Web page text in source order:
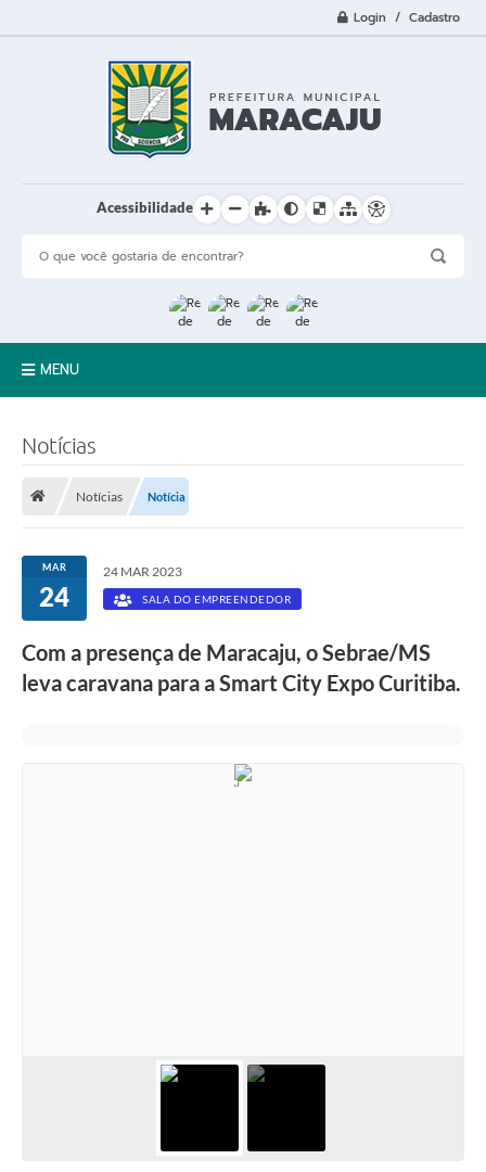
Login / Cadastro
Acessibilidade
MENU
LGPD
Licitações
Transparência
Notícias
Notícias Notícia
MAR
24
24 MAR 2023
SALA DO EMPREENDEDOR
Com a presença de Maracaju, o Sebrae/MS
leva caravana para a Smart City Expo Curitiba.